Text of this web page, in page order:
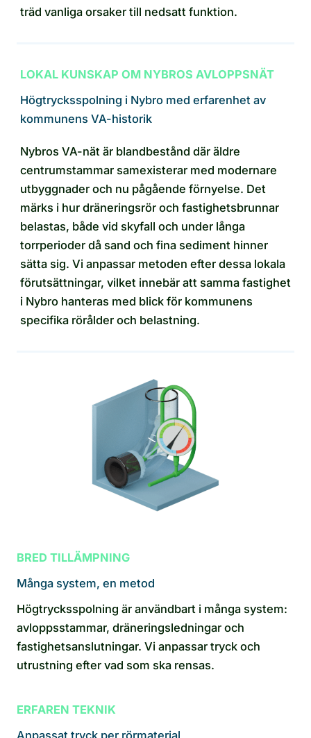
träd vanliga orsaker till nedsatt funktion.
LOKAL KUNSKAP OM NYBROS AVLOPPSNÄT
Högtrycksspolning i Nybro med erfarenhet av
kommunens VA-historik
Nybros VA-nät är blandbestånd där äldre
centrumstammar samexisterar med modernare
utbyggnader och nu pågående förnyelse. Det
märks i hur dräneringsrör och fastighetsbrunnar
belastas, både vid skyfall och under långa
torrperioder då sand och fina sediment hinner
sätta sig. Vi anpassar metoden efter dessa lokala
förutsättningar, vilket innebär att samma fastighet
i Nybro hanteras med blick för kommunens
specifika rörålder och belastning.
BRED TILLÄMPNING
Många system, en metod
Högtrycksspolning är användbart i många system:
avloppsstammar, dräneringsledningar och
fastighetsanslutningar. Vi anpassar tryck och
utrustning efter vad som ska rensas.
ERFAREN TEKNIK
Anpassat tryck per rörmaterial